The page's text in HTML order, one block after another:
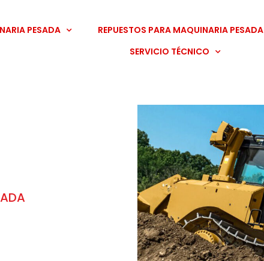
(317) 670 70 71 VIRTUAL
PESADA REPUESTOS PARA MAQUINARIA PESADA
SERVICIO TÉCNICO